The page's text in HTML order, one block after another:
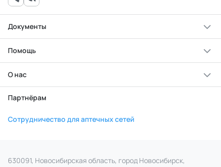
Документы
Помощь
О нас
Партнёрам
Сотрудничество для аптечных сетей
630091, Новосибирская область, город Новосибирск,